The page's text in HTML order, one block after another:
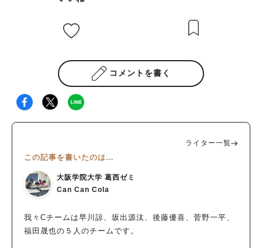
コメントを書く
ライター一覧
この記事を書いたのは…
大阪学院大学 葛西ゼミ
Can Can Cola
我々Cチームは早川諒、坂出源汰、後藤優喜、菅野一平、
福田晟也の５人のチームです。